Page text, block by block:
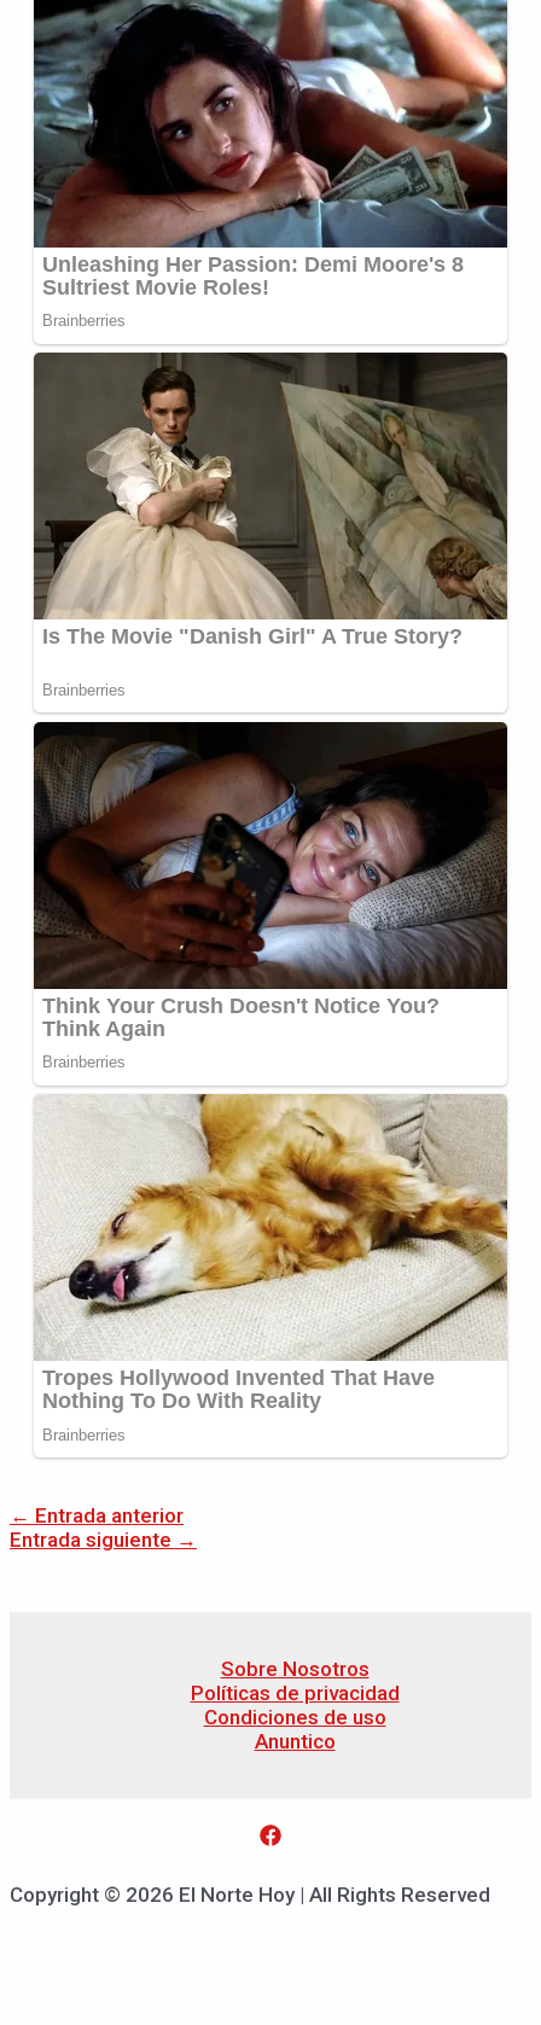
← Entrada anterior
Entrada siguiente →
Sobre Nosotros
Políticas de privacidad
Condiciones de uso
Anuntico
Copyright © 2026 El Norte Hoy | All Rights Reserved